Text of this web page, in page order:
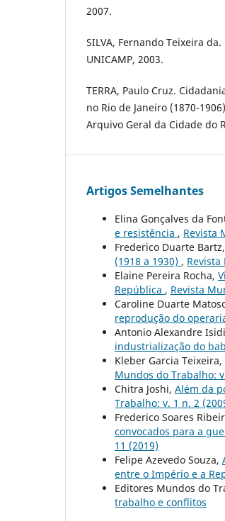
2007.
SILVA, Fernando Teixeira
UNICAMP, 2003.
TERRA, Paulo Cruz.
no Rio de Janeiro (1870-
Arquivo Geral da Cidade do
Artigos Semelhantes
Elina Gonçalves da
e resistência , Revista
Frederico Duarte Bartz,
(1918 a 1930) ,
Elaine Pereira Rocha,
República , Revista
Caroline Duarte
reprodução do
Antonio Alexandre
industrialização do
Kleber Garcia Teixeira,
Mundos do Trabalho:
Chitra Joshi, Além da
Trabalho: v. 1 n. 2
Frederico Soares
convocados para a
11 (2019)
Felipe Azevedo Souza,
entre o Império e a
Editores Mundos do
trabalho e conflitos